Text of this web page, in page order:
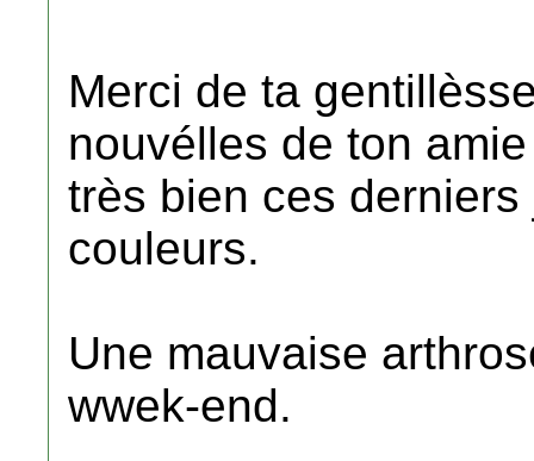
Merci de ta
nouvélles de ton
très bien ces
couleurs.
Une mauvaise
wwek-end.